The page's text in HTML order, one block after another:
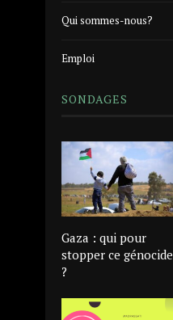
Qui sommes-nous?
Emploi
SONDAGES
Gaza : qui pour
stopper ce génocide
?